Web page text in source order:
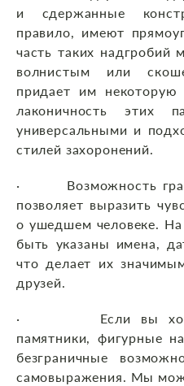
и сдержанные
правило, имеют
часть таких надгробий
волнистым или
придает им
лаконичность этих
универсальными и
стилей захоронений.
· Возможность
позволяет выразить
о ушедшем человеке. На
быть указаны имена,
что делает их
друзей.
· Если вы хотите
памятники, фигурные
безграничные
самовыражения. Мы